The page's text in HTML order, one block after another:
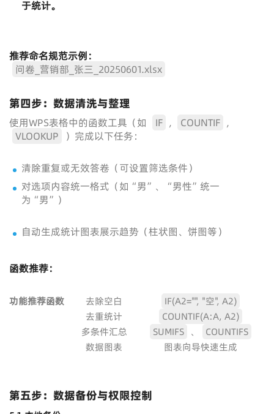
于统计。
推荐命名规范示例：
问卷_营销部_张三_20250601.xlsx
第四步：数据清洗与整理
使用WPS表格中的函数工具（如 IF , COUNTIF ,
VLOOKUP
）完成以下任务：
清除重复或无效答卷（可设置筛选条件）
对选项内容统一格式（如“男”、“男性”统一
为“男”）
自动生成统计图表展示趋势（柱状图、饼图等）
函数推荐：
功能推荐函数 去除空白
IF(A2="", "空", A2)
去重统计
COUNTIF(A:A, A2)
多条件汇总
SUMIFS 、
COUNTIFS
数据图表
图表向导快速生成
第五步：数据备份与权限控制